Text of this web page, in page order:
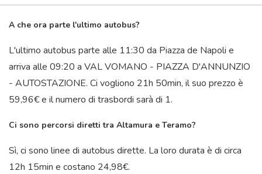
A che ora parte l'ultimo autobus?
L'ultimo autobus parte alle 11:30 da Piazza de Napoli e
arriva alle 09:20 a VAL VOMANO - PIAZZA D'ANNUNZIO
- AUTOSTAZIONE. Ci vogliono 21h 50min, il suo prezzo è
59,96€ e il numero di trasbordi sarà di 1.
Ci sono percorsi diretti tra Altamura e Teramo?
Sì, ci sono linee di autobus dirette. La loro durata è di circa
12h 15min e costano 24,98€.